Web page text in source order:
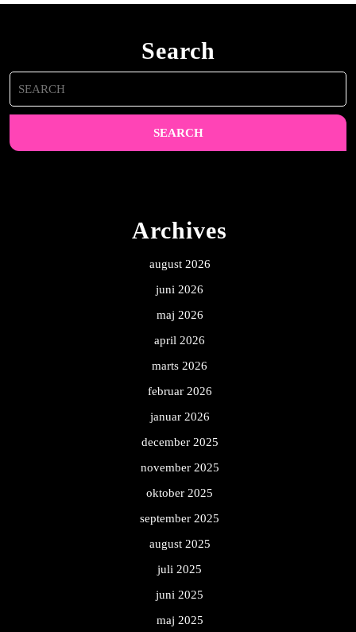
Search
Search
for:
Archives
august 2026
juni 2026
maj 2026
april 2026
marts 2026
februar 2026
januar 2026
december 2025
november 2025
oktober 2025
september 2025
august 2025
juli 2025
juni 2025
maj 2025